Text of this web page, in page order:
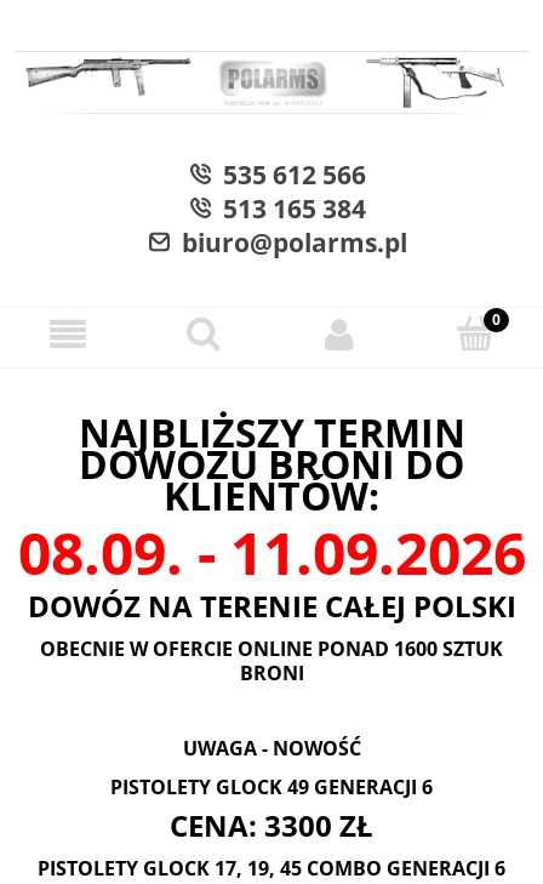
535 612 566
513 165 384
biuro@polarms.pl
NAJBLIŻSZY TERMIN
DOWOZU BRONI DO
KLIENTÓW:
08.09. - 11.09.2026
DOWÓZ NA TERENIE CAŁEJ POLSKI
OBECNIE W OFERCIE ONLINE PONAD 1600 SZTUK
BRONI
UWAGA - NOWOŚĆ
PISTOLETY GLOCK 49 GENERACJI 6
CENA: 3300 ZŁ
PISTOLETY GLOCK 17, 19, 45 COMBO GENERACJI 6